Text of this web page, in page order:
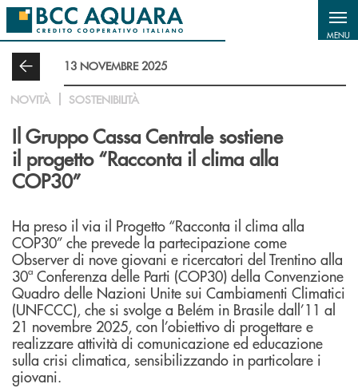
Salta al contenuto principale
MENU
13 NOVEMBRE 2025
NOVITÀ SOSTENIBILITÀ
Il Gruppo Cassa Centrale sostiene
il progetto “Racconta il clima alla
COP30”
Ha preso il via il Progetto “Racconta il clima alla
COP30” che prevede la partecipazione come
Observer di nove giovani e ricercatori del Trentino alla
30ª Conferenza delle Parti (COP30) della Convenzione
Quadro delle Nazioni Unite sui Cambiamenti Climatici
(UNFCCC), che si svolge a Belém in Brasile dall’11 al
21 novembre 2025, con l’obiettivo di progettare e
realizzare attività di comunicazione ed educazione
sulla crisi climatica, sensibilizzando in particolare i
giovani.